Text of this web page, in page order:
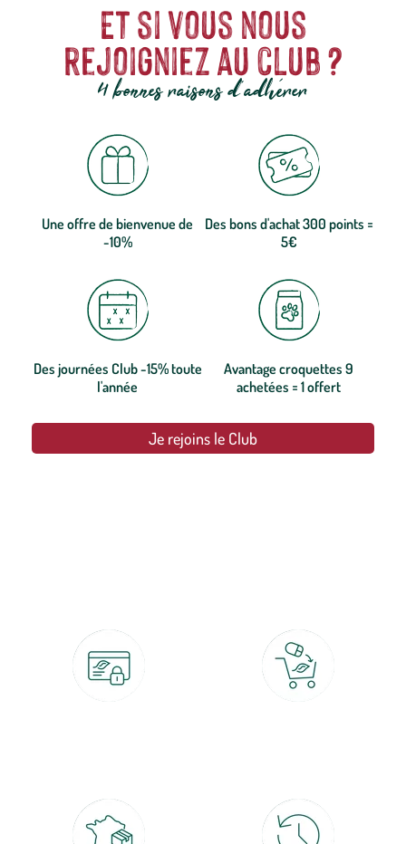
Et si vous nous
rejoigniez au club ?
4 bonnes raisons d'adhérer
Une offre de bienvenue de
-10%
Des bons d'achat 300 points =
5€
Des journées Club -15% toute
l'année
Avantage croquettes 9
achetées = 1 offert
Je rejoins le Club